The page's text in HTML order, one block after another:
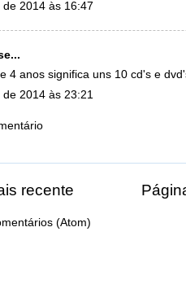
2014 às 16:47
4 anos significa uns 10 cd's e
de 2014 às 23:21
recente
(Atom)